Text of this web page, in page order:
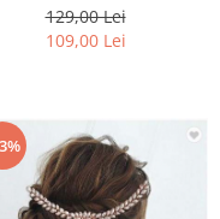
129,00 Lei
109,00 Lei